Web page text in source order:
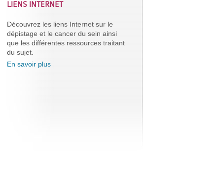
LIENS INTERNET
Découvrez les liens Internet sur le
dépistage et le cancer du sein ainsi
que les différentes ressources traitant
du sujet.
En savoir plus